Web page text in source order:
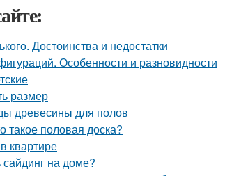
Достоинства и недостатки
Особенности и разновидности
размер
древесины для полов
половая доска?
квартире
на доме?